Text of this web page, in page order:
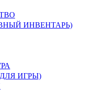
ИНВЕНТАРЬ)
ИГРЫ)